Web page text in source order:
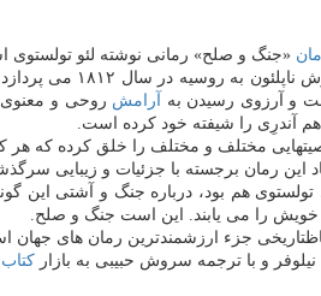
«جنگ و صلح» رمانی نوشته لئو تولستوی است كه اولین
این رمان به
و آرزوی رسیدن به
آرامش روحی و معنوی
آندرِی را شیفته خود كرده است.
مختلف و مختلف را خلق كرده كه هر
رمان برجسته با جزئیات و زیبایی
هم بود، درباره جنگ و آشتی
را می یابند. این است جنگ و صلح.
جزء ارزشمندترین رمان های جهان
و با ترجمه سروش حبیبی به بازار كتاب